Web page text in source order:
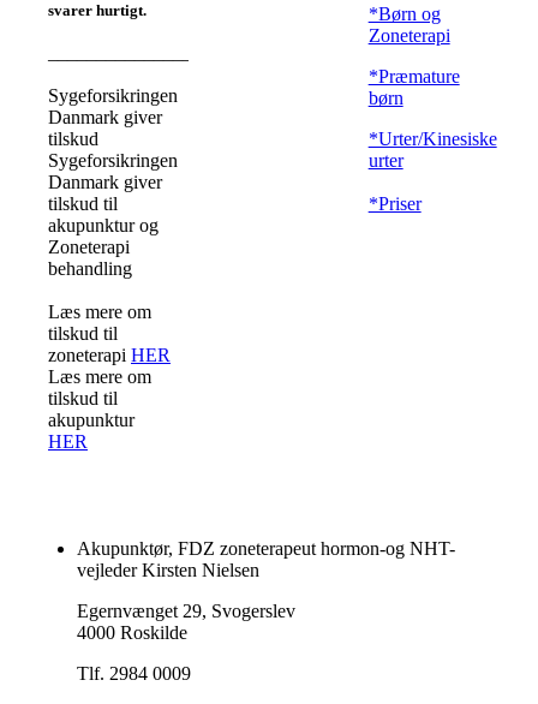
svarer hurtigt.
Sygeforsikringen
Danmark giver
tilskud
Sygeforsikringen
Danmark giver
tilskud til
akupunktur og
Zoneterapi
behandling
Læs mere om
tilskud til
zoneterapi HER
Læs mere om
tilskud til
akupunktur
HER
*Børn og
Zoneterapi
*Præmature
børn
*Urter/Kinesiske
urter
*Priser
Akupunktør, FDZ zoneterapeut hormon-og NHT-
vejleder Kirsten Nielsen
Egernvænget 29, Svogerslev
4000 Roskilde
Tlf. 2984 0009